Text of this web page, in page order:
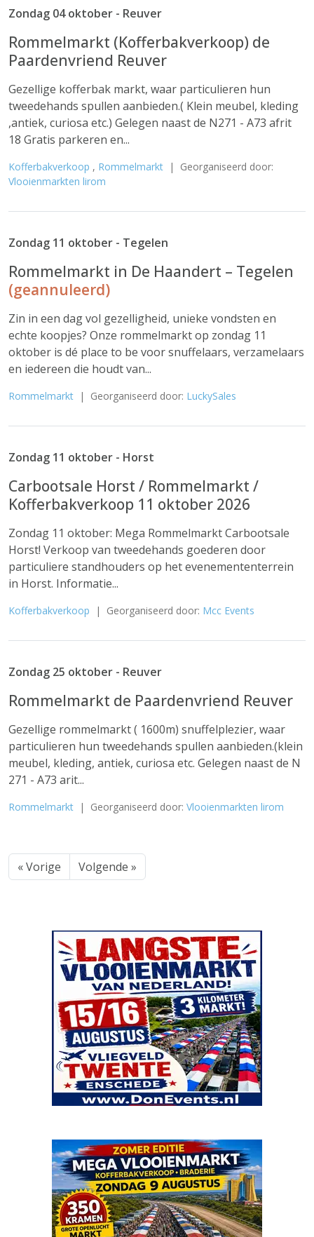
Zondag 04 oktober - Reuver
Rommelmarkt (Kofferbakverkoop) de
Paardenvriend Reuver
Gezellige kofferbak markt, waar particulieren hun
tweedehands spullen aanbieden.( Klein meubel, kleding
,antiek, curiosa etc.) Gelegen naast de N271 - A73 afrit
18 Gratis parkeren en...
Kofferbakverkoop , Rommelmarkt | Georganiseerd door:
Vlooienmarkten lirom
Zondag 11 oktober - Tegelen
Rommelmarkt in De Haandert – Tegelen
(geannuleerd)
Zin in een dag vol gezelligheid, unieke vondsten en
echte koopjes? Onze rommelmarkt op zondag 11
oktober is dé place to be voor snuffelaars, verzamelaars
en iedereen die houdt van...
Rommelmarkt | Georganiseerd door: LuckySales
Zondag 11 oktober - Horst
Carbootsale Horst / Rommelmarkt /
Kofferbakverkoop 11 oktober 2026
Zondag 11 oktober: Mega Rommelmarkt Carbootsale
Horst! Verkoop van tweedehands goederen door
particuliere standhouders op het evenemententerrein
in Horst. Informatie...
Kofferbakverkoop | Georganiseerd door: Mcc Events
Zondag 25 oktober - Reuver
Rommelmarkt de Paardenvriend Reuver
Gezellige rommelmarkt ( 1600m) snuffelplezier, waar
particulieren hun tweedehands spullen aanbieden.(klein
meubel, kleding, antiek, curiosa etc. Gelegen naast de N
271 - A73 arit...
Rommelmarkt | Georganiseerd door: Vlooienmarkten lirom
« Vorige Volgende »